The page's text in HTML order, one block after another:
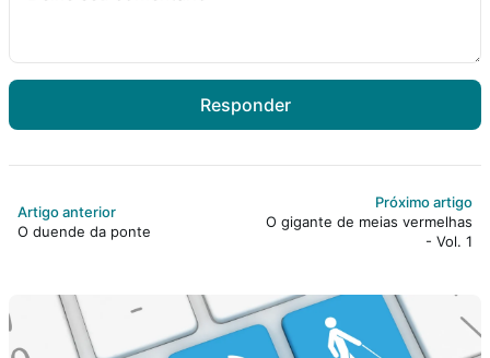
Responder
Artigo anterior
O duende da ponte
Próximo artigo
O gigante de meias vermelhas
- Vol. 1